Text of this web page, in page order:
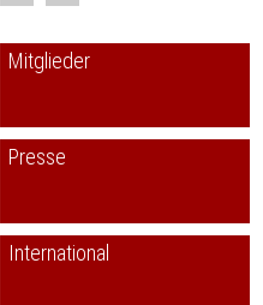
Mitglieder
Presse
International